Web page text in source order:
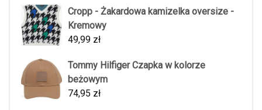
Cropp - Żakardowa kamizelka oversize -
Kremowy
49,99 zł
Tommy Hilfiger Czapka w kolorze
beżowym
74,95 zł